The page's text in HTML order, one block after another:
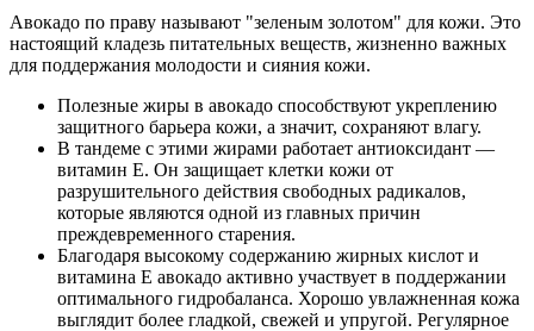
Авокадо по праву называют "зеленым золотом" для кожи. Это
настоящий кладезь питательных веществ, жизненно важных
для поддержания молодости и сияния кожи.
Полезные жиры в авокадо способствуют укреплению
защитного барьера кожи, а значит, сохраняют влагу.
В тандеме с этими жирами работает антиоксидант —
витамин Е. Он защищает клетки кожи от
разрушительного действия свободных радикалов,
которые являются одной из главных причин
преждевременного старения.
Благодаря высокому содержанию жирных кислот и
витамина Е авокадо активно участвует в поддержании
оптимального гидробаланса. Хорошо увлажненная кожа
выглядит более гладкой, свежей и упругой. Регулярное